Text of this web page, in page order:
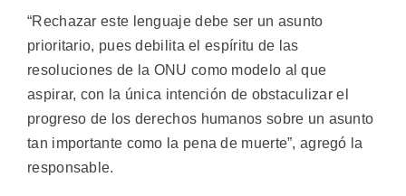
“Rechazar este lenguaje debe ser un asunto
prioritario, pues debilita el espíritu de las
resoluciones de la ONU como modelo al que
aspirar, con la única intención de obstaculizar el
progreso de los derechos humanos sobre un asunto
tan importante como la pena de muerte”, agregó la
responsable.